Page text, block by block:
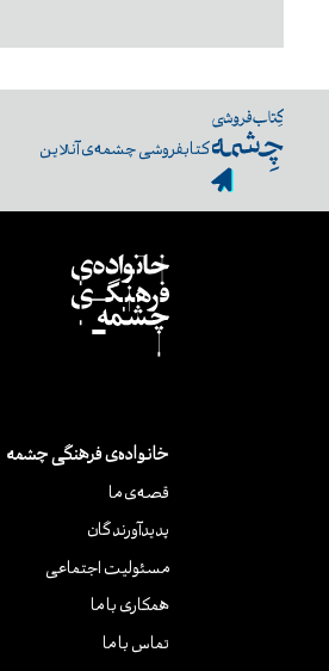
کتابفروشی چشمه‌ی آنلاین
خانواده‌ی فرهنگی چشمه
قصه‌ی ما
پدیدآورندگان
مسئولیت اجتماعی
همکاری با ما
تماس با ما